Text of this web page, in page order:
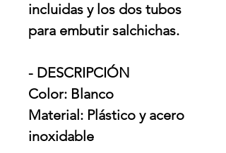
incluidas y los dos tubos
para embutir salchichas.
- DESCRIPCIÓN
Color: Blanco
Material: Plástico y acero
inoxidable